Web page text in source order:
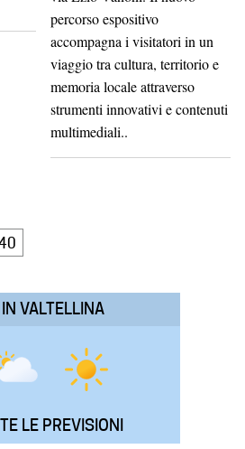
percorso espositivo
accompagna i visitatori in un
viaggio tra cultura, territorio e
memoria locale attraverso
strumenti innovativi e contenuti
multimediali..
IN VALTELLINA
LE PREVISIONI